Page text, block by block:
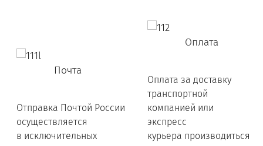
Почта
Отправка Почтой России
осуществляется
в исключительных
Оплата
Оплата за доставку
транспортной
компанией или
экспресс
курьера производиться